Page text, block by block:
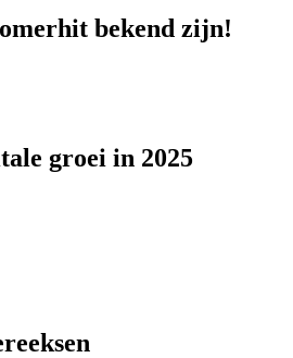
bekend zijn!
groei in 2025